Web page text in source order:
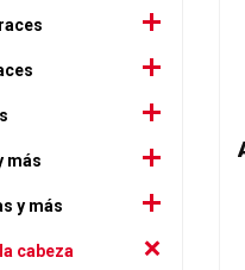
más
y más
cabeza